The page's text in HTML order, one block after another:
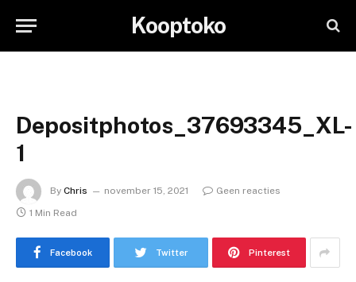
Kooptoko
Depositphotos_37693345_XL-
1
By Chris november 15, 2021
Geen reacties
1 Min Read
Facebook Twitter Pinterest